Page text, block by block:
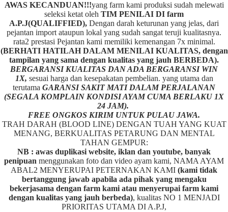
AWAS KECANDUAN!!!yang farm kami produksi sudah melewati
seleksi ketat oleh TIM PENILAI DI farm
A.P.J(QUALIFFIED), Dengan darah keturunan yang jelas, dari
pejantan import ataupun lokal yang sudah sangat teruji kualitasnya.
rata2 prestasi Pejantan kami memiliki kemenangan 7x minimal.
(BERHATI HATILAH DALAM MENILAI KUALITAS, dengan
tampilan yang sama dengan kualitas yang jauh BERBEDA).
BERGARANSI KUALITAS DAN ADA BERGARANSI WIN
1X, sesuai harga dan kesepakatan pembelian. yang utama dan
terutama GARANSI SAKIT MATI DALAM PERJALANAN
(SEGALA KOMPLAIN KONDISI AYAM CUMA BERLAKU 1X
24 JAM).
FREE ONGKOS KIRIM UNTUK PULAU JAWA.
TRAH DARAH (BLOOD LINE) DENGAN TUAH YANG KUAT
MENANG, BERKUALITAS PETARUNG DAN MENTAL
TAHAN GEMPUR:
NB : awas duplikasi website, iklan dan youtube, banyak
penipuan menggunakan foto dan video ayam kami, NAMA AYAM
ABAL2 MENYERUPAI PETERNAKAN KAMI (kami tidak
bertanggung jawab apabila ada pihak yang mengaku
bekerjasama dengan farm kami atau menyerupai farm kami
dengan kualitas yang jauh berbeda), kualitas NO 1 MENJADI
PRIORITAS UTAMA DI A.P.J,